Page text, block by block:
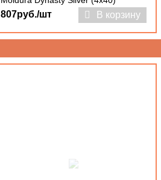
807руб./шт В корзину